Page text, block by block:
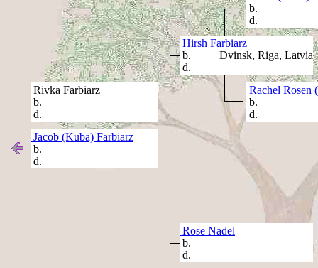
b.
d.
Hirsh Farbiarz
b. Dvinsk, Riga, Latvia
d.
Rivka Farbiarz
b.
d.
Rachel Rosen
b.
d.
Jacob (Kuba) Farbiarz
b.
d.
Rose Nadel
b.
d.